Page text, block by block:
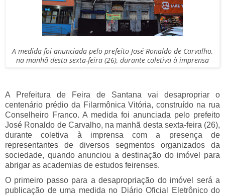
A medida foi anunciada pelo prefeito José Ronaldo de Carvalho,
na manhã desta sexta-feira (26), durante coletiva à imprensa
A Prefeitura de Feira de Santana vai desapropriar o
centenário prédio da Filarmônica Vitória, construído na rua
Conselheiro Franco. A medida foi anunciada pelo prefeito
José Ronaldo de Carvalho, na manhã desta sexta-feira (26),
durante coletiva à imprensa com a presença de
representantes de diversos segmentos organizados da
sociedade, quando anunciou a destinação do imóvel para
abrigar as academias de estudos feirenses.
O primeiro passo para a desapropriação do imóvel será a
publicação de uma medida no Diário Oficial Eletrônico do